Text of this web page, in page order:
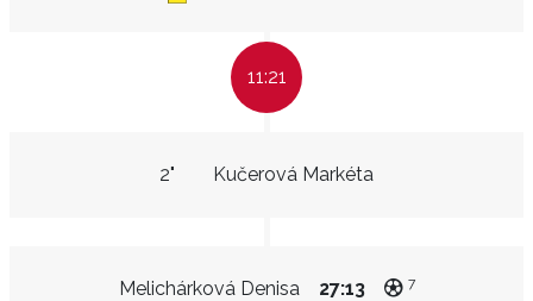
11:21
Kučerová Markéta
2"
Melichárková Denisa 27:13 7